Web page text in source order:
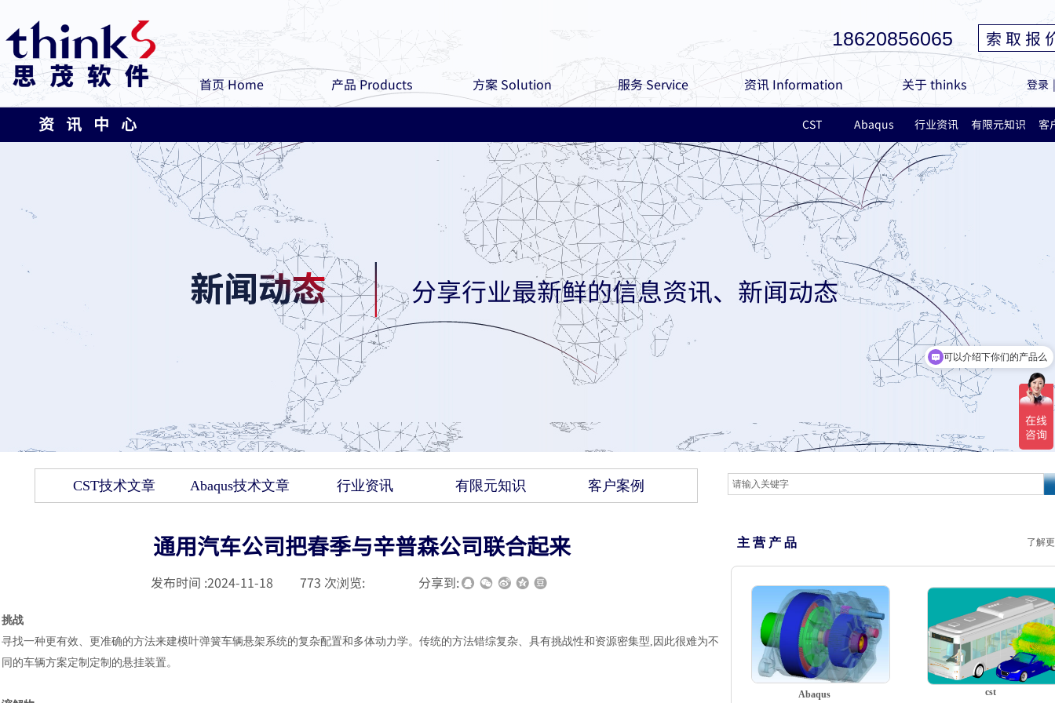
18620856065
登录 |
索 取 报
首页 Home 产品 Products 方案 Solution 服务 Service 资讯 Information 关于 thinks
分享行业最新鲜的信息资讯、新闻动态
资 讯 中 心 CST Abaqus 行业资讯 有限元知识 客
CST技术文章 Abaqus技术文章 行业资讯 有限元知识 客户案例
通用汽车公司把春季与辛普森公司联合起来
发布时间 :2024-11-18 773 次浏览: 分享到:
挑战
寻找一种更有效、更准确的方法来建模叶弹簧车辆悬架系统的复杂配置和多体动力学。传统的方法错综复杂、具有挑战性和资源密集型,因此很难为不
同的车辆方案定制定制的悬挂装置。
主 营 产 品 了解
cst
Abaqus
可以介绍下你们的产品么